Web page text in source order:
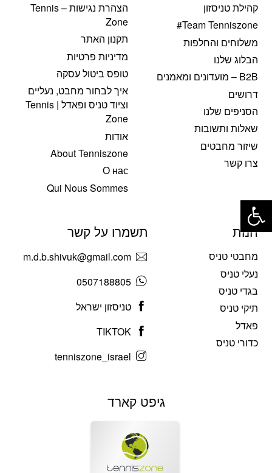
קהילת טניסזון
Team Tenniszone#
משלוחים והחלפות
הבלוג שלנו
B2B – מועדונים ומאמנים
דרושים
הסניפים שלנו
שאלות ותשובות
שיזור מחבטים
צרו קשר
הצהרת נגישות – Tennis
Zone
תקנון האתר
מדיניות פרטיות
טופס ביטול עסקה
איך לבחור מחבט, נעליים
וציוד טניס ופאדל | Tennis
Zone
אודות
About Tenniszone
О нас
Qui Nous Sommes
חנות
מחבטי טניס
נעלי טניס
בגדי טניס
תיקי טניס
פאדל
כדורי טניס
תשמרו על קשר
m.d.b.shivuk@gmail.com
0507188805
טניסזון ישראל
TIKTOK
tenniszone_israel
גיפט קארד
פתח סרגל נגישות